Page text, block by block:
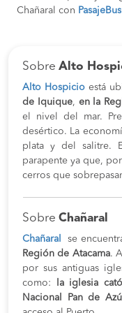
Chañaral con
Sobre Alto
Alto Hospicioestá
de Iquique, en la
el nivel del mar.
desértico. La
plata y del salitre.
parapente ya que,
cerros que
Sobre Chañaral
Chañaral
se
Región de Atacama.
por sus antiguas
como: la iglesia
Nacional Pan de